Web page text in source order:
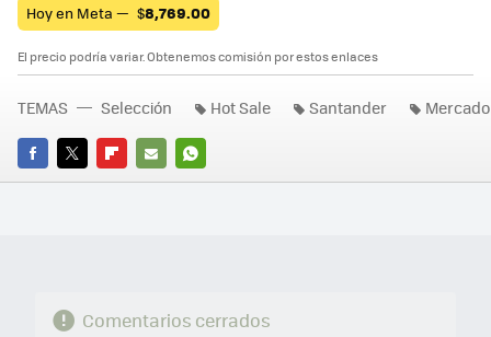
Hoy en Meta — $8,769.00
El precio podría variar. Obtenemos comisión por estos enlaces
FACEBOOK
TWITTERFLIPBOARD
E-
WHATSAPP
TEMAS Selección Hot Sale Santander
Comentarios cerrados